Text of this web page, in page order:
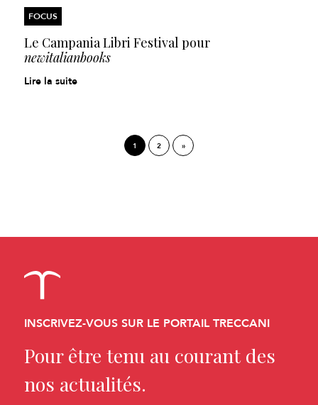
FOCUS
Le Campania Libri Festivalpour
newitalianbooks
Lire la suite
1 2 »
INSCRIVEZ-VOUS SUR LE PORTAIL TRECCANI
Pour être tenu au courant des
nos actualités.